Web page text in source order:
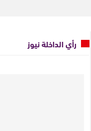
رأي الداخلة نيوز